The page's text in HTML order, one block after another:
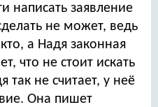
написать заявление
не может, ведь
а Надя законная
что не стоит искать
так не считает, у неё
Она пишет